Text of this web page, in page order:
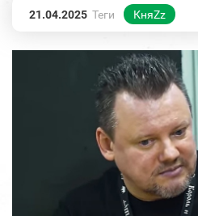
21.04.2025 Теги КняZz